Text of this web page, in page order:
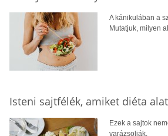
A kánikulában a
Mutatjuk, milyen
Isteni sajtfélék, amiket diéta
Ezek a sajtok
varázsolják.